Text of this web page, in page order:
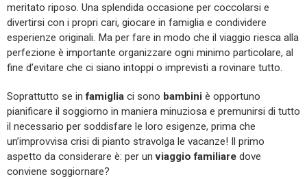
meritato riposo. Una splendida occasione per coccolarsi e
divertirsi con i propri cari, giocare in famiglia e condividere
esperienze originali. Ma per fare in modo che il viaggio riesca alla
perfezione è importante organizzare ogni minimo particolare, al
fine d’evitare che ci siano intoppi o imprevisti a rovinare tutto.
Soprattutto se infamiglia ci sono bambini è opportuno
pianificare il soggiorno in maniera minuziosa e premunirsi di tutto
il necessario per soddisfare le loro esigenze, prima che
un’improvvisa crisi di pianto stravolga le vacanze! Il primo
aspetto da considerare è: per unviaggio familiare dove
conviene soggiornare?